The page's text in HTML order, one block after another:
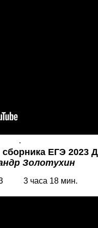
.
сборника ЕГЭ 2023
Золотухин
3 часа 18 мин.